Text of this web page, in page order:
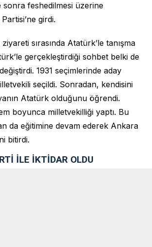
sonra feshedilmesi üzerine
girdi.
sırasında Atatürk’le tanışma
gerçekleştirdiği sohbet belki de
değiştirdi. 1931 seçimlerinde aday
seçildi. Sonradan, kendisini
Atatürk olduğunu öğrendi.
boyunca milletvekilliği yaptı. Bu
da eğitimine devam ederek Ankara
bitirdi.
İLE İKTİDAR OLDU